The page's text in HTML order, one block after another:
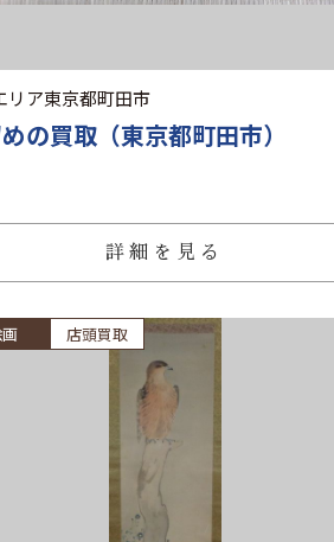
リア東京都町田市
の買取（東京都町田市）
詳細を見る
店頭買取